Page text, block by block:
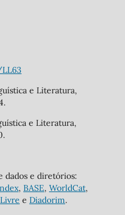
e Literatura,
e Literatura,
dados e diretórios:
, BASE, WorldCat,
Livre e Diadorim.